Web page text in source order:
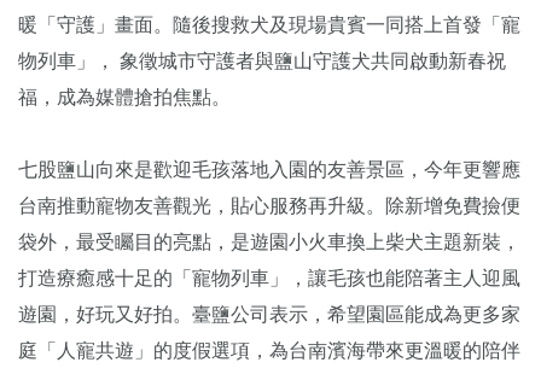
暖「守護」畫面。隨後搜救犬及現場貴賓一同搭上首發「寵
物列車」， 象徵城市守護者與鹽山守護犬共同啟動新春祝
福，成為媒體搶拍焦點。
七股鹽山向來是歡迎毛孩落地入園的友善景區，今年更響應
台南推動寵物友善觀光，貼心服務再升級。除新增免費撿便
袋外，最受矚目的亮點，是遊園小火車換上柴犬主題新裝，
打造療癒感十足的「寵物列車」，讓毛孩也能陪著主人迎風
遊園，好玩又好拍。臺鹽公司表示，希望園區能成為更多家
庭「人寵共遊」的度假選項，為台南濱海帶來更溫暖的陪伴